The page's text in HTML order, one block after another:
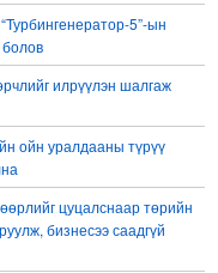
5”-ын
илрүүлэн шалгаж
ойн уралдааны түрүү
цуцалснаар төрийн
бизнесээ саадгүй